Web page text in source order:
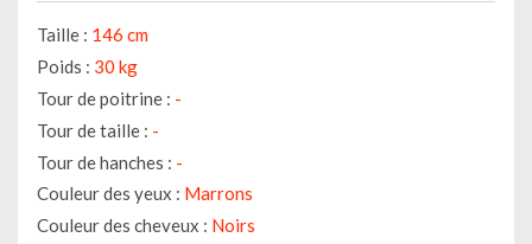
Taille : 146 cm
Poids : 30 kg
Tour de poitrine : -
Tour de taille : -
Tour de hanches : -
Couleur des yeux : Marrons
Couleur des cheveux : Noirs